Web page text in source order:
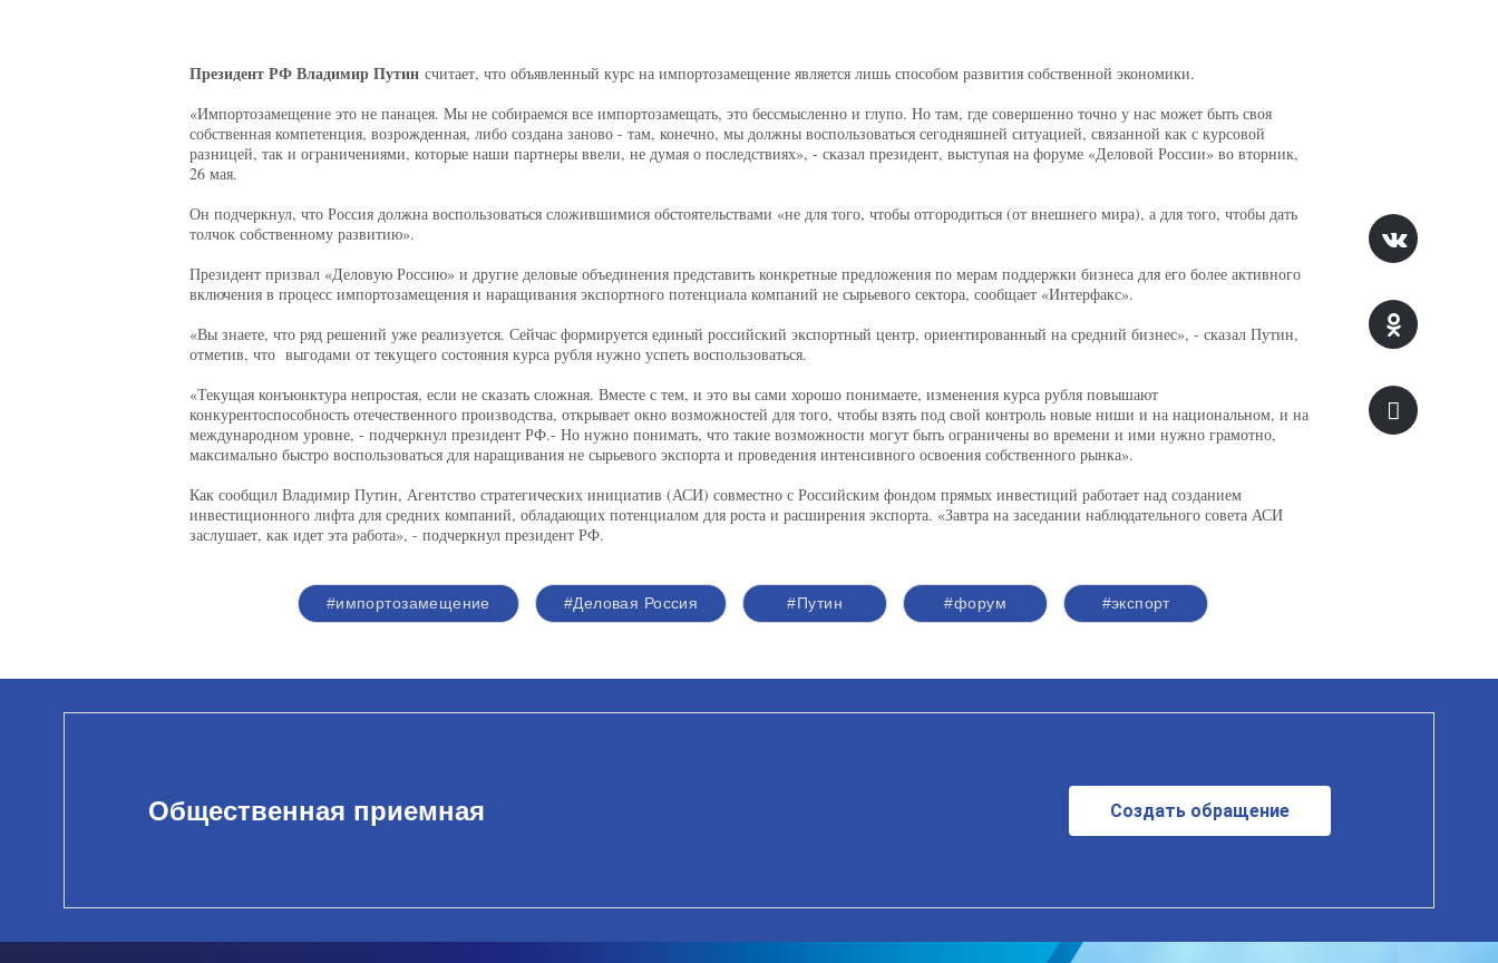
Президент РФ Владимир Путинсчитает, что объявленный курс на импортозамещение является лишь способом развития собственной экономики.
«Импортозамещение это не панацея. Мы не собираемся все импортозамещать, это бессмысленно и глупо. Но там, где совершенно точно у нас может быть своя
собственная компетенция, возрожденная, либо создана заново - там, конечно, мы должны воспользоваться сегодняшней ситуацией, связанной как с курсовой
разницей, так и ограничениями, которые наши партнеры ввели, не думая о последствиях», - сказал президент, выступая на форуме «Деловой России» во вторник,
26 мая.
Он подчеркнул, что Россия должна воспользоваться сложившимися обстоятельствами «не для того, чтобы отгородиться (от внешнего мира), а для того, чтобы дать
толчок собственному развитию».
Президент призвал «Деловую Россию» и другие деловые объединения представить конкретные предложения по мерам поддержки бизнеса для его более активного
включения в процесс импортозамещения и наращивания экспортного потенциала компаний не сырьевого сектора, сообщает «Интерфакс».
«Вы знаете, что ряд решений уже реализуется. Сейчас формируется единый российский экспортный центр, ориентированный на средний бизнес», - сказал Путин,
отметив, что выгодами от текущего состояния курса рубля нужно успеть воспользоваться.
«Текущая конъюнктура непростая, если не сказать сложная. Вместе с тем, и это вы сами хорошо понимаете, изменения курса рубля повышают
конкурентоспособность отечественного производства, открывает окно возможностей для того, чтобы взять под свой контроль новые ниши и на национальном, и на
международном уровне, - подчеркнул президент РФ.- Но нужно понимать, что такие возможности могут быть ограничены во времени и ими нужно грамотно,
максимально быстро воспользоваться для наращивания не сырьевого экспорта и проведения интенсивного освоения собственного рынка».
Как сообщил Владимир Путин, Агентство стратегических инициатив (АСИ) совместно с Российским фондом прямых инвестиций работает над созданием
инвестиционного лифта для средних компаний, обладающих потенциалом для роста и расширения экспорта. «Завтра на заседании наблюдательного совета АСИ
заслушает, как идет эта работа», - подчеркнул президент РФ.
#импортозамещение #Деловая Россия #Путин #форум #экспорт
Общественная приемная Создать обращение